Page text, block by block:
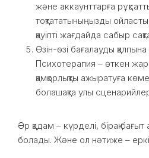
және аккаунттарға
тоқтататыныңызды
қауіпті жағдайда сабыр
Өзін-өзі бағалауды қалпына
Психотерапия – өткен
қамқорлықты ажыратуға
болашақта улы
Әр қадам – күрделі, бірақ
болады. Және ол нәтиже –